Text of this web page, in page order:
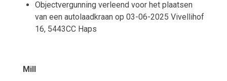
Objectvergunning verleend voor het plaatsen
van een autolaadkraan op 03-06-2025 Vivellihof
16, 5443CC Haps
Mill